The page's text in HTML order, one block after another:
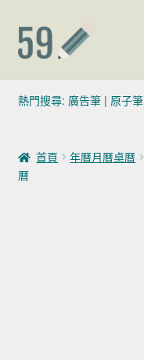
跳至導覽列
跳至主要內容
(02)7729-4140
聯絡我們
熱門搜尋: 廣告筆| 原子筆
首頁 年曆月曆桌曆
曆